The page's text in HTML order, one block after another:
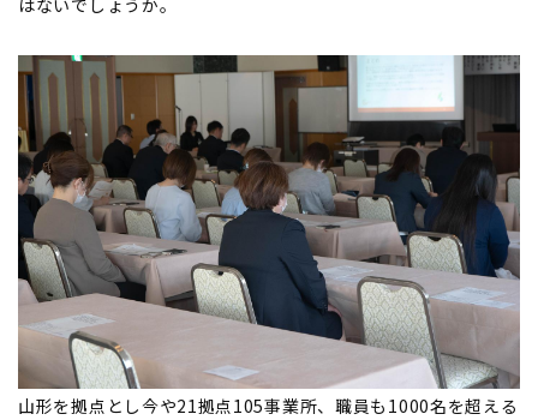
山形を拠点とし今や21拠点105事業所、職員も1000名を超える